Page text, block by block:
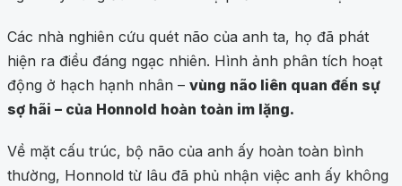
Các nhà nghiên cứu quét não của anh ta, họ đã phát
hiện ra điều đáng ngạc nhiên. Hình ảnh phân tích hoạt
động ở hạch hạnh nhân – vùng não liên quan đến sự
sợ hãi – của Honnold hoàn toàn im lặng.
Về mặt cấu trúc, bộ não của anh ấy hoàn toàn bình
thường, Honnold từ lâu đã phủ nhận việc anh ấy không